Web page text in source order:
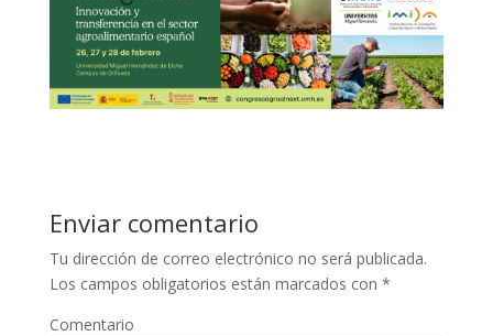
Enviar comentario
Tu dirección de correo electrónico no será publicada.
Los campos obligatorios están marcados con *
Comentario